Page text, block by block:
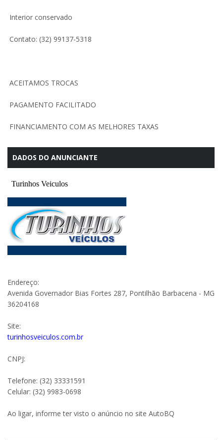
Interior conservado
Contato: (32) 99137-5318
ACEITAMOS TROCAS
PAGAMENTO FACILITADO
FINANCIAMENTO COM AS MELHORES TAXAS
DADOS DO ANUNCIANTE
Endereço:
Avenida Governador Bias Fortes 287, Pontilhão Barbacena - MG
36204168
Site:
turinhosveiculos.com.br
CNPJ:
Telefone: (32) 33331591
Celular: (32) 9983-0698
Ao ligar, informe ter visto o anúncio no site AutoBQ